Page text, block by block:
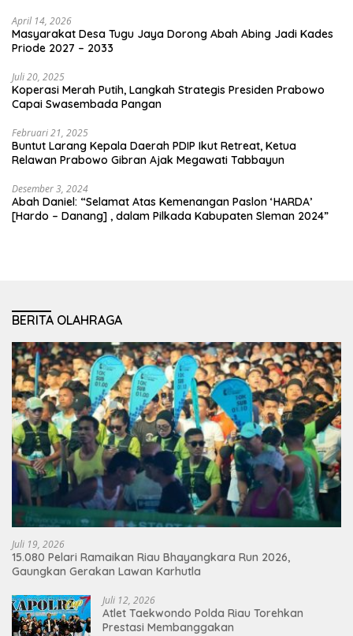
April 14, 2026
Masyarakat Desa Tugu Jaya Dorong Abah Abing Jadi Kades
Priode 2027 – 2033
Juli 20, 2025
Koperasi Merah Putih, Langkah Strategis Presiden Prabowo
Capai Swasembada Pangan
Februari 21, 2025
Buntut Larang Kepala Daerah PDIP Ikut Retreat, Ketua
Relawan Prabowo Gibran Ajak Megawati Tabbayun
Desember 3, 2024
Abah Daniel: “Selamat Atas Kemenangan Paslon ‘HARDA’
[Hardo – Danang] , dalam Pilkada Kabupaten Sleman 2024”
BERITA OLAHRAGA
Juli 19, 2026
15.080 Pelari Ramaikan Riau Bhayangkara Run 2026,
Gaungkan Gerakan Lawan Karhutla
Juli 12, 2026
Atlet Taekwondo Polda Riau Torehkan
Prestasi Membanggakan